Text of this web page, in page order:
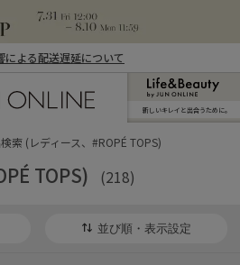
による配送遅延について
新しいキレイと出合うために。
索 (レディース、#ROPÉ TOPS)
TOPS) (218)
並び順・表示設定